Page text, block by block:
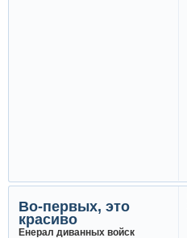
Во-первых, это
красиво
Енерал диванных войск